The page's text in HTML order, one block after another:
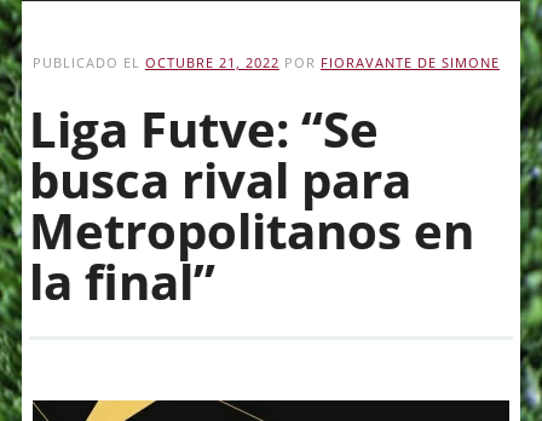
content
PUBLICADO EL OCTUBRE 21, 2022 POR FIORAVANTE DE SIMONE
Liga Futve: “Se
busca rival para
Metropolitanos en
la final”